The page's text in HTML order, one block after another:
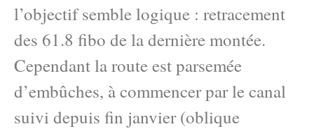
l’objectif semble logique : retracement
des 61.8 fibo de la dernière montée.
Cependant la route est parsemée
d’embûches, à commencer par le canal
suivi depuis fin janvier (oblique